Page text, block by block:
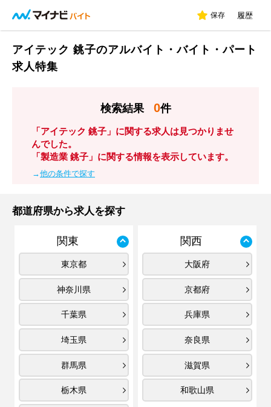
保存 履歴
アイテック 銚子のアルバイト・バイト・パート
求人特集
検索結果 0件
「アイテック 銚子」に関する求人は見つかりませ
んでした。
「製造業 銚子」に関する情報を表示しています。
→他の条件で探す
都道府県から求人を探す
関東
東京都
神奈川県
千葉県
埼玉県
群馬県
栃木県
関西
大阪府
京都府
兵庫県
奈良県
滋賀県
和歌山県